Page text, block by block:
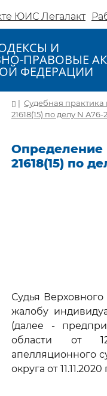
ЮИС Легалакт
И
ПРАВОВЫЕ
ФЕДЕРАЦИИ
| Судебная
21618(15) по делу N А76-
Определение
21618(15) по
Судья
жалобу
(далее -
области от
апелляционного
округа от